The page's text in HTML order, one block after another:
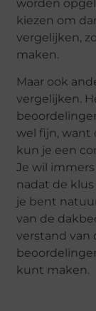
worden
kiezen om
vergelijken,
maken.
Maar ook
vergelijken.
wel fijn, want
kun je een
Je wil
nadat de
je bent
van de
verstand van
kunt maken.